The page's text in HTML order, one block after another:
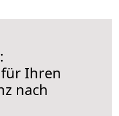
Ihren
nach